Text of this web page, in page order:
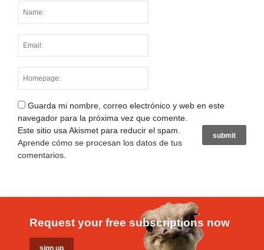
Guarda mi nombre, correo electrónico y web en este
navegador para la próxima vez que comente.
Este sitio usa Akismet para reducir el spam.
Aprende cómo se procesan los datos de tus
comentarios
Request your free subscriptions now